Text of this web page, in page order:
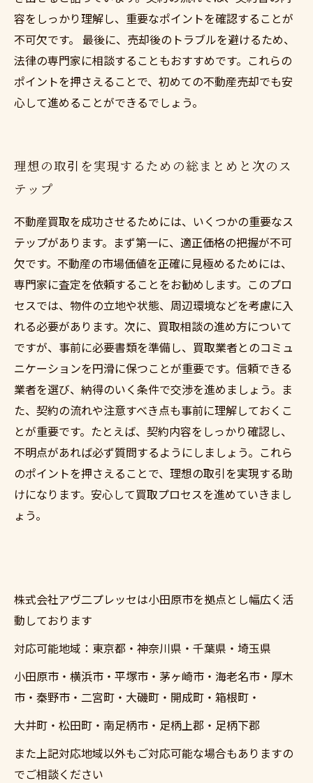
容をしっかり理解し、重要なポイントを確認することが
不可欠です。 最後に、売却後のトラブルを避けるため、
法律の専門家に相談することもおすすめです。これらの
ポイントを押さえることで、初めての不動産売却でも安
心して進めることができるでしょう。
理想の取引を実現するための総まとめと次のス
テップ
不動産買取を成功させるためには、いくつかの重要なス
テップがあります。まず第一に、適正価格の把握が不可
欠です。不動産の市場価値を正確に見極めるためには、
専門家に査定を依頼することをお勧めします。このプロ
セスでは、物件の立地や状態、周辺環境などを考慮に入
れる必要があります。次に、買取相談の進め方について
ですが、事前に必要書類を準備し、買取業者とのコミュ
ニケーションを円滑に保つことが重要です。信頼できる
業者を選び、納得のいく条件で交渉を進めましょう。ま
た、契約の流れや注意すべき点も事前に理解しておくこ
とが重要です。たとえば、契約内容をしっかり確認し、
不明点があれば必ず質問するようにしましょう。これら
のポイントを押さえることで、理想の取引を実現する助
けになります。安心して買取プロセスを進めていきまし
ょう。
株式会社アヴ二プレッセは小田原市を拠点とし幅広く活
動しております
対応可能地域：東京都・神奈川県・千葉県・埼玉県
小田原市・横浜市・平塚市・茅ヶ崎市・海老名市・厚木
市・秦野市・二宮町・大磯町・開成町・箱根町・
大井町・松田町・南足柄市・足柄上郡・足柄下郡
また上記対応地域以外もご対応可能な場合もありますの
でご相談ください